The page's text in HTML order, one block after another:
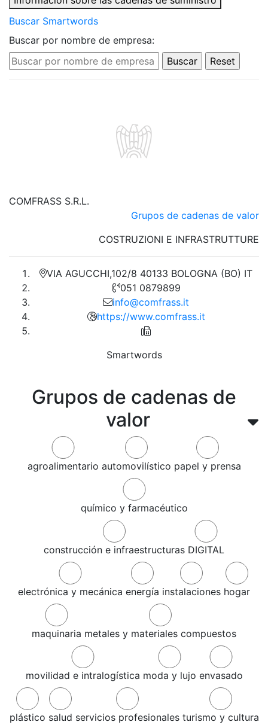
Buscar Smartwords
Buscar por nombre de empresa:
Grupos de cadenas de
valor
agroalimentario automovilístico papel y prensa
químico y farmacéutico
construcción e infraestructuras DIGITAL
electrónica y mecánica energía instalaciones hogar
maquinaria metales y materiales compuestos
movilidad e intralogística moda y lujo envasado
plástico salud servicios profesionales turismo y cultura
COMFRASS S.R.L.
Grupos de cadenas de valor
COSTRUZIONI E INFRASTRUTTURE
VIA AGUCCHI,102/8 40133 BOLOGNA (BO) IT
051 0879899
info@comfrass.it
https://www.comfrass.it
Smartwords